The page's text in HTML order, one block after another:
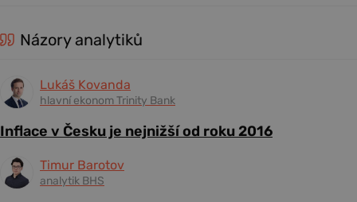
Názory analytiků
Lukáš Kovanda
hlavní ekonom Trinity Bank
Inflace v Česku je nejnižší od roku 2016
Timur Barotov
analytik BHS